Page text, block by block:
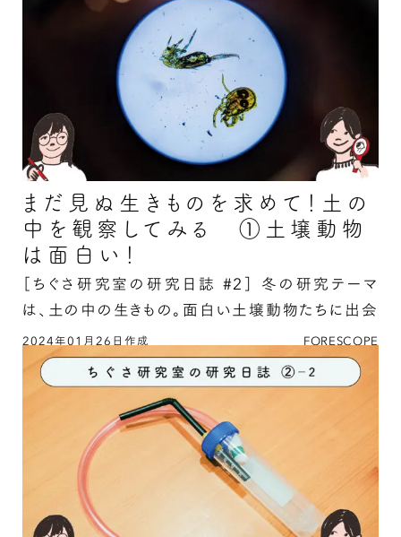
まだ見ぬ生きものを求めて！土の
中を観察してみる ①土壌動物
は面白い！
［ちぐさ研究室の研究日誌 #2］ 冬の研究テーマ
は、土の中の生きもの。面白い土壌動物たちに出会
おう！
2024年01月26日作成 FORESCOPE
まだ見ぬ生きものを求めて！土の中を観察してみ
る ①土壌動物は面白い！の続きを読む